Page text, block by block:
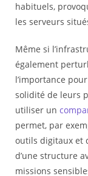
habituels,
les serveurs
Même si
également
l’importance
solidité de leurs
utiliser un
permet, par
outils digitaux et
d’une structure
missions